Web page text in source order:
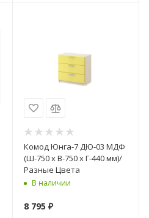
Комод Юнга-7 ДЮ-03 МДФ
(Ш-750 x В-750 x Г-440 мм)/
Разные Цвета
В наличии
8 795 ₽